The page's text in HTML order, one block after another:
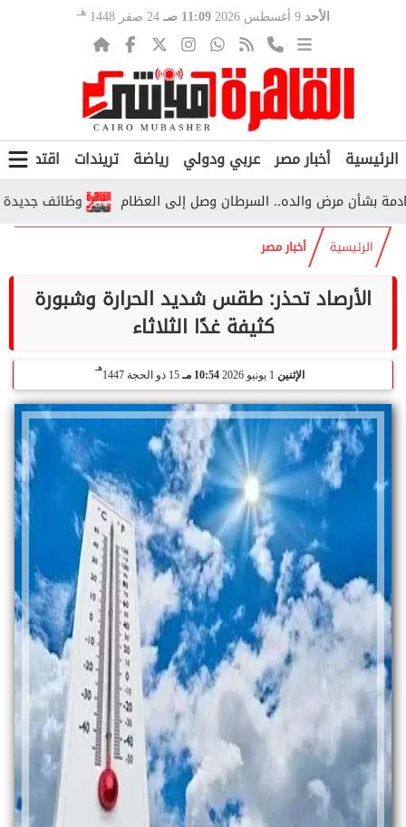
الأحد 9 أغسطس 2026 11:09 صـ 24 صفر 1448 هـ
الرئيسية أخبار مصر عربي ودولي رياضة تريندات اقتصاد
وظائف جديدة مرض والده.. السرطان وصل إلى العظام
الرئيسية أخبار مصر
الأرصاد تحذر: طقس شديد الحرارة وشبورة
كثيفة غدًا الثلاثاء
الإثنين 10:54 مـ 15 ذو الحجة 1447
هـ